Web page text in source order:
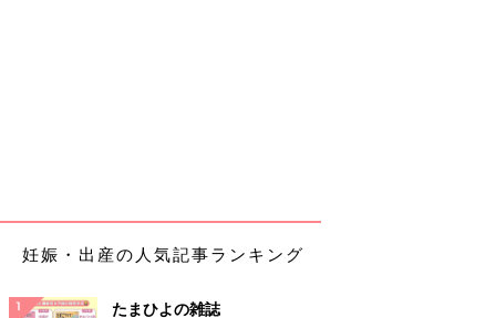
妊娠・出産の人気記事ランキング
たまひよの雑誌